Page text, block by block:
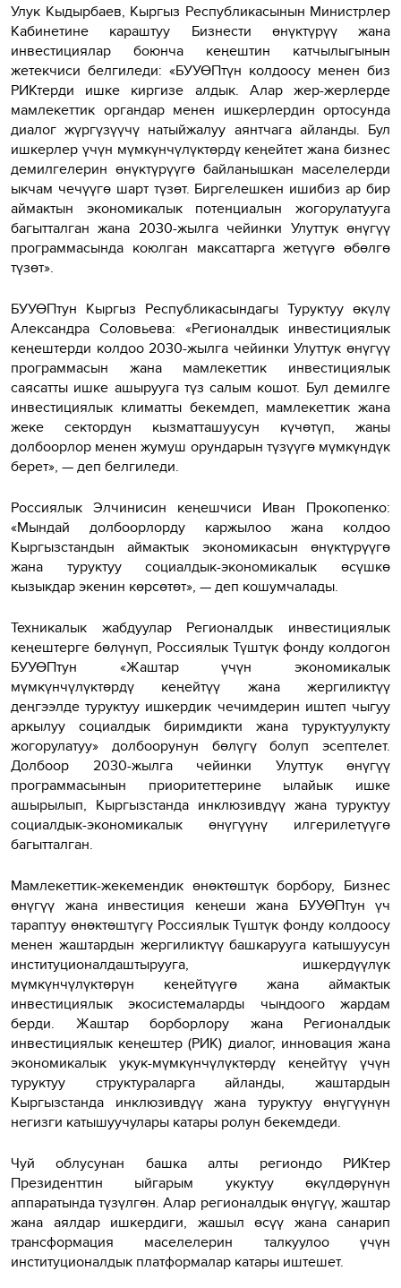
Улук Кыдырбаев, Кыргыз Республикасынын Министрлер
Кабинетине караштуу Бизнести өнүктүрүү жана
инвестициялар боюнча кеңештин катчылыгынын
жетекчиси белгиледи: «БУУӨПтүн колдоосу менен биз
РИКтерди ишке киргизе алдык. Алар жер-жерлерде
мамлекеттик органдар менен ишкерлердин ортосунда
диалог жүргүзүүчү натыйжалуу аянтчага айланды. Бул
ишкерлер үчүн мүмкүнчүлүктөрдү кеңейтет жана бизнес
демилгелерин өнүктүрүүгө байланышкан маселелерди
ыкчам чечүүгө шарт түзөт. Биргелешкен ишибиз ар бир
аймактын экономикалык потенциалын жогорулатууга
багытталган жана 2030-жылга чейинки Улуттук өнүгүү
программасында коюлган максаттарга жетүүгө өбөлгө
түзөт».
БУУӨПтун Кыргыз Республикасындагы Туруктуу өкүлү
Александра Соловьева: «Регионалдык инвестициялык
кеңештерди колдоо 2030-жылга чейинки Улуттук өнүгүү
программасын жана мамлекеттик инвестициялык
саясатты ишке ашырууга түз салым кошот. Бул демилге
инвестициялык климатты бекемдеп, мамлекеттик жана
жеке сектордун кызматташуусун күчөтүп, жаңы
долбоорлор менен жумуш орундарын түзүүгө мүмкүндүк
берет», — деп белгиледи.
Россиялык Элчинисин кеңешчиси Иван Прокопенко:
«Мындай долбоорлорду каржылоо жана колдоо
Кыргызстандын аймактык экономикасын өнүктүрүүгө
жана туруктуу социалдык-экономикалык өсүшкө
кызыкдар экенин көрсөтөт», — деп кошумчалады.
Техникалык жабдуулар Регионалдык инвестициялык
кеңештерге бөлүнүп, Россиялык Түштүк фонду колдогон
БУУӨПтун «Жаштар үчүн экономикалык
мүмкүнчүлүктөрдү кеңейтүү жана жергиликтүү
деңгээлде туруктуу ишкердик чечимдерин иштеп чыгуу
аркылуу социалдык биримдикти жана туруктуулукту
жогорулатуу» долбоорунун бөлүгү болуп эсептелет.
Долбоор 2030-жылга чейинки Улуттук өнүгүү
программасынын приоритеттерине ылайык ишке
ашырылып, Кыргызстанда инклюзивдүү жана туруктуу
социалдык-экономикалык өнүгүүнү илгерилетүүгө
багытталган.
Мамлекеттик-жекемендик өнөктөштүк борбору, Бизнес
өнүгүү жана инвестиция кеңеши жана БУУӨПтун үч
тараптуу өнөктөштүгү Россиялык Түштүк фонду колдоосу
менен жаштардын жергиликтүү башкарууга катышуусун
институционалдаштырууга, ишкердүүлүк
мүмкүнчүлүктөрүн кеңейтүүгө жана аймактык
инвестициялык экосистемаларды чыңдоого жардам
берди. Жаштар борборлору жана Регионалдык
инвестициялык кеңештер (РИК) диалог, инновация жана
экономикалык укук-мүмкүнчүлүктөрдү кеңейтүү үчүн
туруктуу структураларга айланды, жаштардын
Кыргызстанда инклюзивдүү жана туруктуу өнүгүүнүн
негизги катышуучулары катары ролун бекемдеди.
Чуй облусунан башка алты региондо РИКтер
Президенттин ыйгарым укуктуу өкүлдөрүнүн
аппаратында түзүлгөн. Алар регионалдык өнүгүү, жаштар
жана аялдар ишкердиги, жашыл өсүү жана санарип
трансформация маселелерин талкуулоо үчүн
институционалдык платформалар катары иштешет.